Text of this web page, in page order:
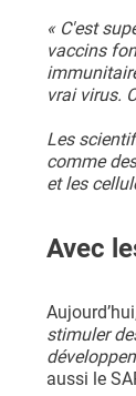
« C'est
vaccins
vrai virus.
Les
comme
et les
Avec
stimuler
aussi le